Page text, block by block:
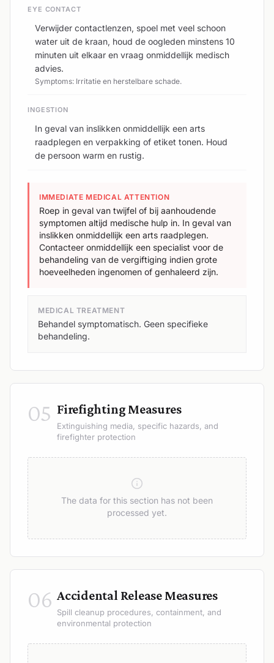
EYE CONTACT
Verwijder contactlenzen, spoel met veel schoon
water uit de kraan, houd de oogleden minstens 10
minuten uit elkaar en vraag onmiddellijk medisch
advies.
Symptoms: Irritatie en herstelbare schade.
INGESTION
In geval van inslikken onmiddellijk een arts
raadplegen en verpakking of etiket tonen. Houd
de persoon warm en rustig.
IMMEDIATE MEDICAL ATTENTION
Roep in geval van twijfel of bij aanhoudende
symptomen altijd medische hulp in. In geval van
inslikken onmiddellijk een arts raadplegen.
Contacteer onmiddellijk een specialist voor de
behandeling van de vergiftiging indien grote
hoeveelheden ingenomen of genhaleerd zijn.
MEDICAL TREATMENT
Behandel symptomatisch. Geen specifieke
behandeling.
05 Firefighting Measures
Extinguishing media, specific hazards, and
firefighter protection
The data for this section has not been
processed yet.
06 Accidental Release Measures
Spill cleanup procedures, containment, and
environmental protection